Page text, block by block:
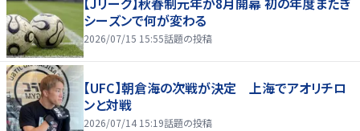
シーズンで何が変わる
2026/07/15 15:55話題の投稿
【UFC】朝倉海の次戦が決定 上海でアオリチロ
ンと対戦
2026/07/14 15:19話題の投稿